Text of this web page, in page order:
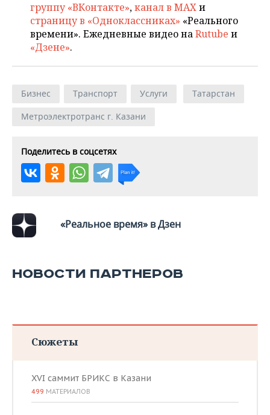
группу «ВКонтакте»,канал в MAXи
страницу в «Одноклассниках» «Реального
времени». Ежедневные видео наRutube и
«Дзене».
Бизнес Транспорт Услуги
Татарстан
Метроэлектротранс г. Казани
Поделитесь в соцсетях
«Реальное время» в Дзен
НОВОСТИ ПАРТНЕРОВ
Сюжеты
XVI саммит БРИКС в Казани
499 МАТЕРИАЛОВ